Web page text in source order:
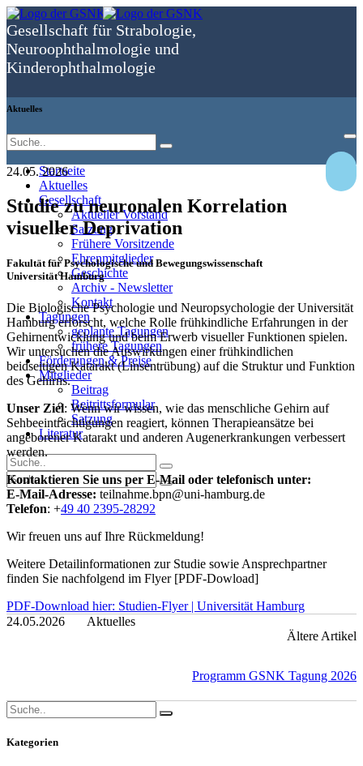
Gesellschaft für Strabologie,
Neuro­ophthal­mologie und
Kinder­ophthal­mologie
Aktuelles
Startseite
Aktuelles
Gesellschaft
Aktueller Vorstand
Satzung
Frühere Vorsitzende
Ehrenmitglieder
Geschichte
Archiv - Newsletter
Kontakt
Tagungen
geplante Tagungen
frühere Tagungen
Förderungen & Preise
Mitglieder
Beitrag
Beitrittsformular
Satzung
Literatur
24.05. 2026
Studie zu neuronalen Korrelation
visueller Deprivation
Fakultät für Psychologische und Bewegungswissenschaft
Universität Hamburg
Die Biologische Psychologie und Neuropsychologie der Universität
Hamburg erforscht, welche Rolle frühkindliche Erfahrungen in der
Gehirnentwicklung und beim Erwerb visueller Funktionen spielen.
Wir untersuchen die Auswirkungen einer frühkindlichen
beidseitigen Katarakt (Linsentrübung) auf die Struktur und Funktion
des Gehirns.
Unser Ziel: Wenn wir wissen, wie das menschliche Gehirn auf
Sehbeeinträchtigungen reagiert, können Therapieansätze bei
angeborener Katarakt und anderen Augenerkrankungen verbessert
werden.
Kontaktieren Sie uns per E‐Mail oder telefonisch unter:
E-Mail-Adresse: teilnahme.bpn@uni‐hamburg.de
Telefon: +49 40 2395‐28292
Wir freuen uns auf Ihre Rückmeldung!
Weitere Detailinformationen zur Studie sowie Ansprechpartner
finden Sie nachfolgend im Flyer [PDF-Dowload]
PDF-Download hier: Studien-Flyer | Universität Hamburg
24.05.2026
Aktuelles
Ältere Artikel
Programm GSNK Tagung 2026
Kategorien